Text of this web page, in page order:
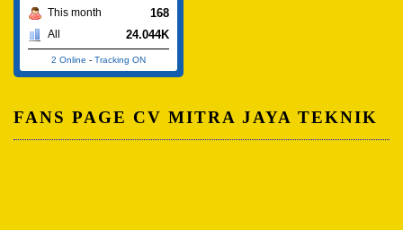
This month 168
All 24.044K
2 Online - Tracking ON
FANS PAGE CV MITRA JAYA TEKNIK